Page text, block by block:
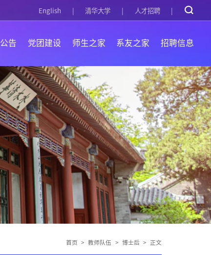
English 清华大学 人才招聘
告 党团建设 师生之家 系友之家 招聘信息
首页 > 教师队伍 > 博士后 > 正文